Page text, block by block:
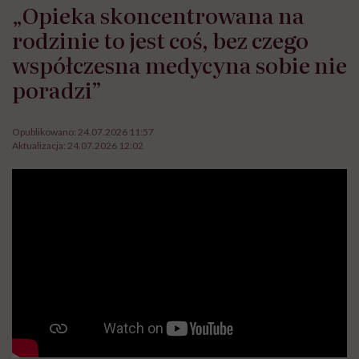
„Opieka skoncentrowana na
rodzinie to jest coś, bez czego
współczesna medycyna sobie nie
poradzi”
Opublikowano: 24.07.2026 11:57
Aktualizacja: 24.07.2026 12:02